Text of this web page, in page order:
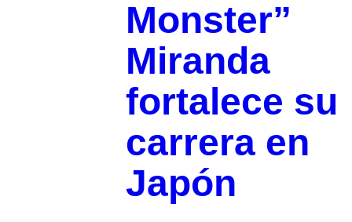
Monster”
Miranda
fortalece su
carrera en
Japón